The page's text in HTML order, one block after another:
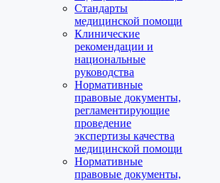
Стандарты
медицинской помощи
Клинические
рекомендации и
национальные
руководства
Нормативные
правовые документы,
регламентирующие
проведение
экспертизы качества
медицинской помощи
Нормативные
правовые документы,